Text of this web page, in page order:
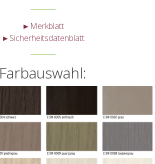
►Merkblatt
►Sicherheitsdatenblatt
Farbauswahl: